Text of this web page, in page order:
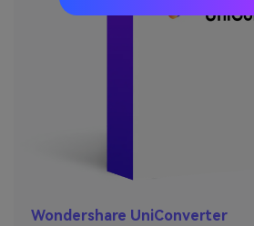
Wondershare UniConverter